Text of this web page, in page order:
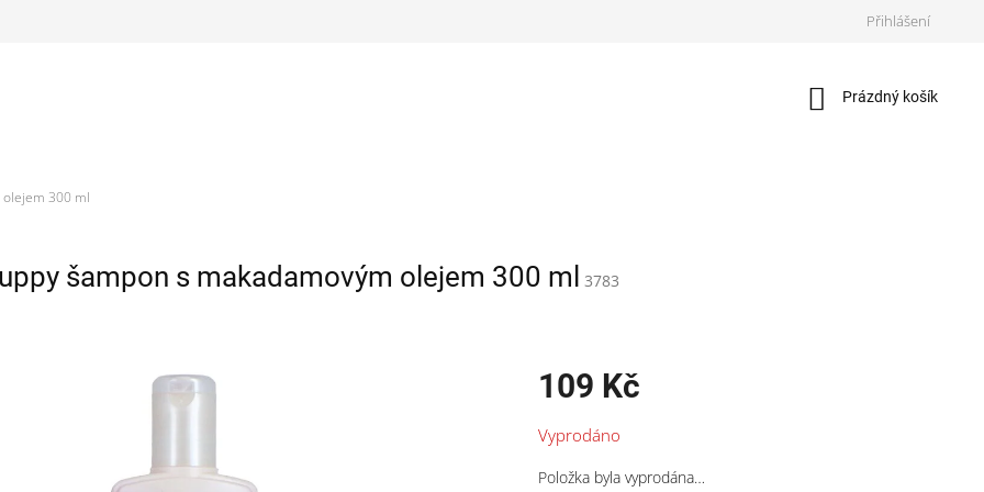
Přihlášení
Nákupní
Prázdný košík
olejem 300 ml
šampon s makadamovým olejem 300 ml 3783
109 Kč
cena:
Vyprodáno
Položka byla vyprodána…